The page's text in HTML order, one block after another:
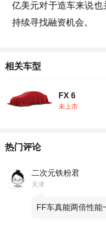
亿美元对于造车来说
持续寻找融资机会。
相关车型
FX 6
未上市
热门评论
二次元铁粉君
天津
FF车真能两倍性能